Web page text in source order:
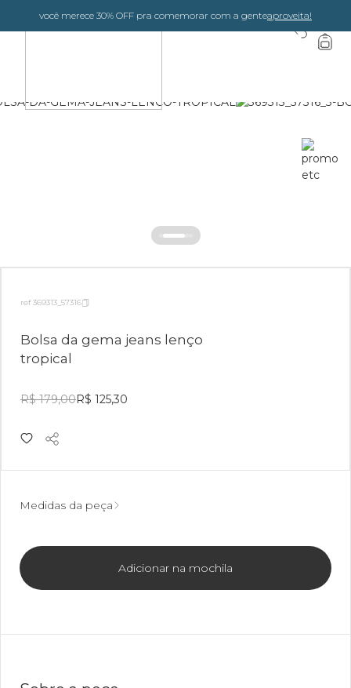
você merece 30% OFF pra comemorar com a genteaproveita!
ref 369313_57316
Bolsa da gema jeans lenço
tropical
R$ 179,00R$ 125,30
Medidas da peça
Adicionar na mochila